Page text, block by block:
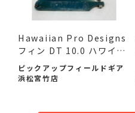
Hawaiian Pro Designs
フィン DT 10.0 ハワイア
ン ...
ピックアップフィールドギア
浜松宮竹店